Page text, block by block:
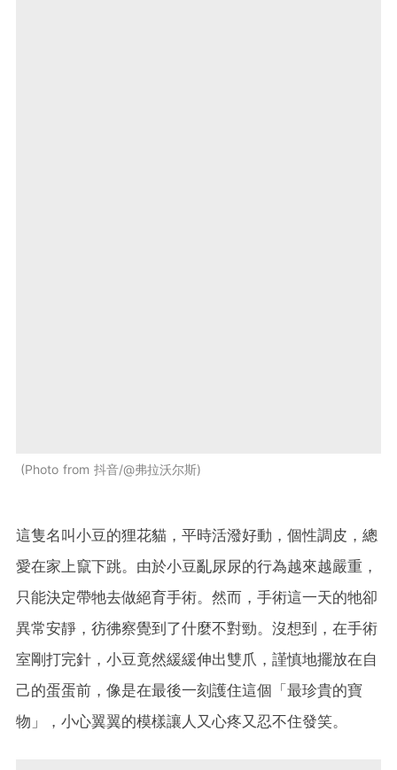
Photo from 抖音/@弗拉沃尔斯
這隻名叫小豆的狸花貓，平時活潑好動，個性調皮，總
愛在家上竄下跳。由於小豆亂尿尿的行為越來越嚴重，
只能決定帶牠去做絕育手術。然而，手術這一天的牠卻
異常安靜，彷彿察覺到了什麼不對勁。沒想到，在手術
室剛打完針，小豆竟然緩緩伸出雙爪，謹慎地擺放在自
己的蛋蛋前，像是在最後一刻護住這個「最珍貴的寶
物」，小心翼翼的模樣讓人又心疼又忍不住發笑。